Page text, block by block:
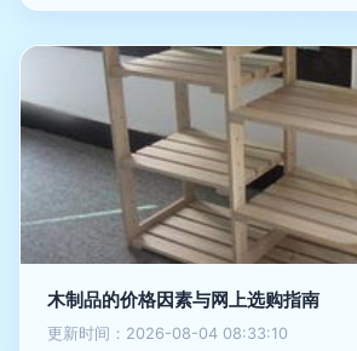
木制品的价格因素与网上选购指南
更新时间：2026-08-04 08:33:10